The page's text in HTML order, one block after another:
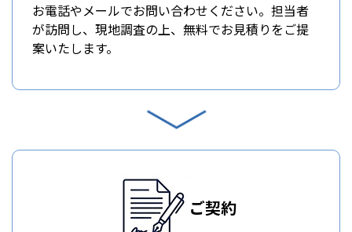
お電話やメールでお問い合わせください。担当者
が訪問し、現地調査の上、無料でお見積りをご提
案いたします。
ご契約